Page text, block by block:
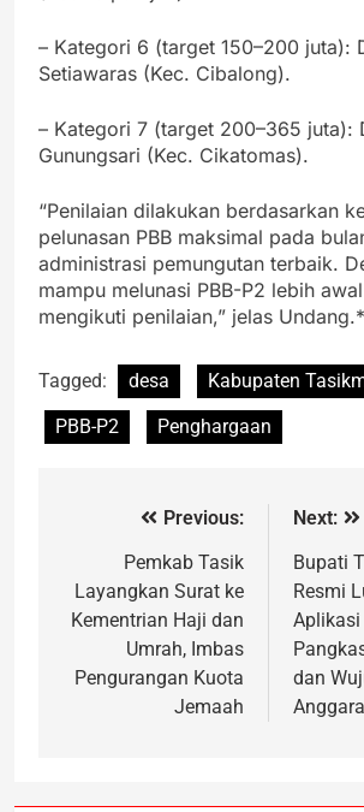
– Kategori 6 (target 150–200 juta):
Setiawaras (Kec. Cibalong).
– Kategori 7 (target 200–365 juta):
Gunungsari (Kec. Cikatomas).
“Penilaian dilakukan berdasarkan
pelunasan PBB maksimal pada
administrasi pemungutan terbaik.
mampu melunasi PBB-P2 lebih
mengikuti penilaian,” jelas Undang.*
Tagged: desa
Kabupaten
PBB-P2
Penghargaan
Previous:
Pemkab Tasik
Layangkan Surat ke
Kementrian Haji dan
Umrah, Imbas
Pengurangan Kuota
Jemaah
Next:
Bupati
Resmi
Aplikasi
dan